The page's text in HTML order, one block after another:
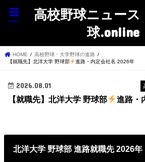
高校野球ニュース
球.online
menu
HOME
高校野球・大学野球の進路
【就職先】北洋大学 野球部
進路・内定会社名 2026年
2026.08.01
【就職先】北洋大学 野球部 進路・
北洋大学 野球部 進路就職先 2026年